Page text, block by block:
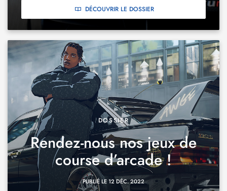
DÉCOUVRIR LE DOSSIER
DOSSIER
Rendez-nous nos jeux de
course d’arcade !
PUBLIÉ LE 12 DÉC. 2022